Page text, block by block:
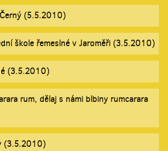
(5.5.2010)
škole řemeslné v Jaroměři (3.5.2010)
(3.5.2010)
rum, dělaj s námi blbiny rumcarara
(3.5.2010)